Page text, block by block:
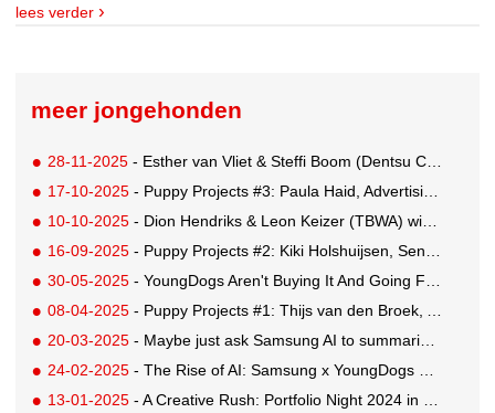
lees verder
meer jongehonden
28-11-2025 - Esther van Vliet & Steffi Boom (Dentsu Creative) win KPN YoungDogs pitch
17-10-2025 - Puppy Projects #3: Paula Haid, Advertising Student at Willem de Kooning
10-10-2025 - Dion Hendriks & Leon Keizer (TBWA) win the Red Bull pitch with 'Energy Contract'
16-09-2025 - Puppy Projects #2: Kiki Holshuijsen, Senior Copywriter GUT Madrid
30-05-2025 - YoungDogs Aren't Buying It And Going For A 'Gap Year'
08-04-2025 - Puppy Projects #1: Thijs van den Broek, Art Director Buenaparte
20-03-2025 - Maybe just ask Samsung AI to summarise this for you...
24-02-2025 - The Rise of AI: Samsung x YoungDogs Pitch
13-01-2025 - A Creative Rush: Portfolio Night 2024 in Full Speed